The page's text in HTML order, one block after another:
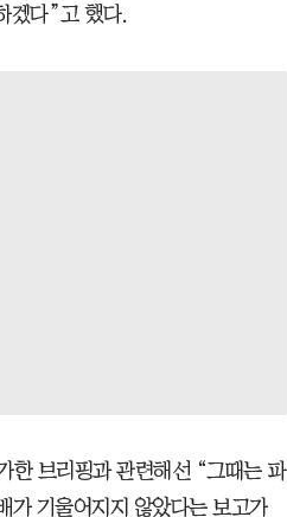
겠다”고 했다.
한 브리핑과 관련해선 “그때는 파
가 기울어지지 않았다는 보고가